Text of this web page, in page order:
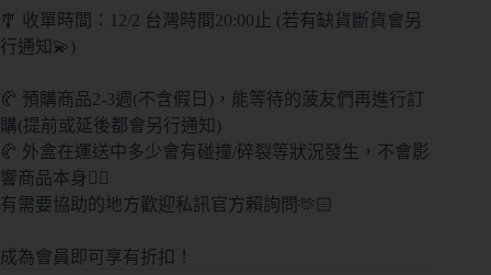
🎐 收單時間：12/2 台灣時間20:00止 (若有缺貨斷貨會另
行通知💫)
🥐 預購商品2-3週(不含假日)，能等待的菠友們再進行訂
購(提前或延後都會另行通知)
🥐 外盒在運送中多少會有碰撞/碎裂等狀況發生，不會影
響商品本身🙇‍♀️
有需要協助的地方歡迎私訊官方賴詢問🫶🏻
成為會員即可享有折扣！